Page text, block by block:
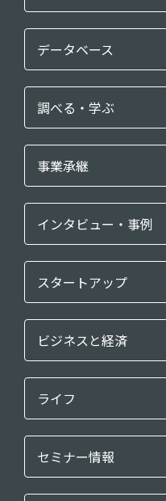
データベース
調べる・学ぶ
事業承継
インタビュー・事例
スタートアップ
ビジネスと経済
ライフ
セミナー情報